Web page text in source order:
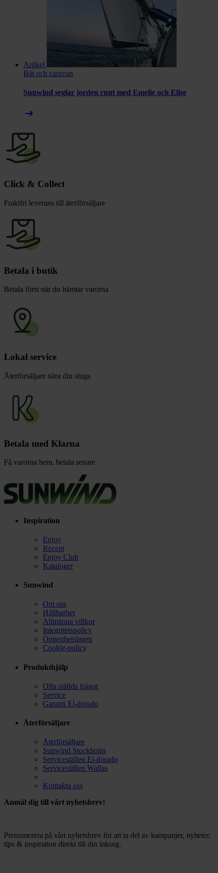
Artikel
Båt och caravan
Sunwind seglar jorden runt med Emelie och Elise
arrow_right_alt
Click & Collect
Fraktfri leverans till återförsäljare
Betala i butik
Betala först när du hämtar varorna
Lokal service
Återförsäljare nära din stuga
Betala med Klarna
Få varorna hem, betala senare
Inspiration
Enjoy
Recept
Enjoy Club
Kataloger
Sunwind
Om oss
Hållbarhet
Allmänna villkor
Integritetspolicy
Öppenhetslagen
Cookie-policy
Produkthjälp
Ofta ställda frågor
Service
Garanti El-dorado
Återförsäljare
Återförsäljare
Sunwind Stockholm
Serviceställen El-dorado
Serviceställen Wallas
Kontakta oss
Anmäl dig till vårt nyhetsbrev!
Prenumerera på vårt nyhetsbrev för att ta del av kampanjer, nyheter,
tips & inspiration direkt till din inkorg.